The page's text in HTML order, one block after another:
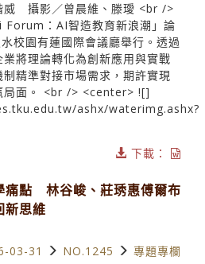
威 攝影／曾晨維、滕璦 <br />
：AI智造教育新浪潮」論
校園有蓮國際會議廳舉行。透過
將理論轉化為創新應用與實戰
精準對接市場需求，期許實現
局面。 <br /> <center> ![]
ashx/waterimg.ashx?
下載：
痛點 林谷峻、莊琇惠傅爾布
新思維
03-31 NO.1245 專題專欄